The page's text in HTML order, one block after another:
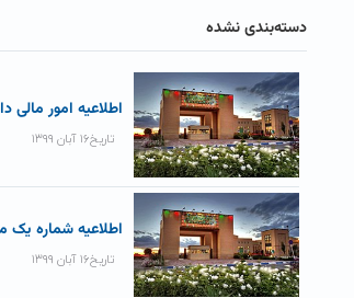
دسته‌بندی نشده
اطلاعیه امور
تاریخ۱۶ آبان ۱۳۹۹
اطلاعیه شماره یک
تاریخ۱۶ آبان ۱۳۹۹